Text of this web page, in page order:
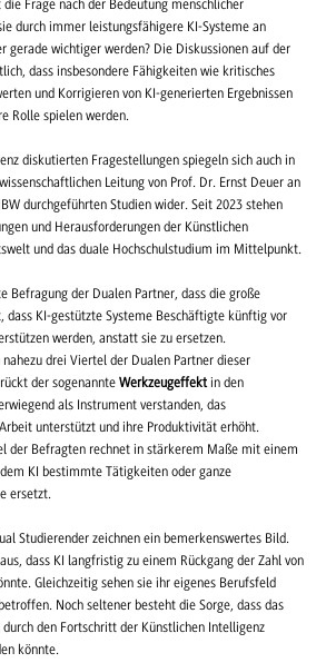
Frage nach der Bedeutung menschlicher
durch immer leistungsfähigere KI-Systeme an
gerade wichtiger werden? Die Diskussionen auf der
dass insbesondere Fähigkeiten wie kritisches
und Korrigieren von KI-generierten Ergebnissen
Rolle spielen werden.
diskutierten Fragestellungen spiegeln sich auch in
Leitung von Prof. Dr. Ernst Deuer an
durchgeführten Studien wider. Seit 2023 stehen
und Herausforderungen der Künstlichen
und das duale Hochschulstudium im Mittelpunkt.
Befragung der Dualen Partner, dass die große
dass KI-gestützte Systeme Beschäftigte künftig vor
werden, anstatt sie zu ersetzen.
drei Viertel der Dualen Partner dieser
der sogenannte Werkzeugeffektin den
als Instrument verstanden, das
unterstützt und ihre Produktivität erhöht.
der Befragten rechnet in stärkerem Maße mit einem
KI bestimmte Tätigkeiten oder ganze
ersetzt.
Studierender zeichnen ein bemerkenswertes Bild.
dass KI langfristig zu einem Rückgang der Zahl von
Gleichzeitig sehen sie ihr eigenes Berufsfeld
Noch seltener besteht die Sorge, dass das
den Fortschritt der Künstlichen Intelligenz
könnte.